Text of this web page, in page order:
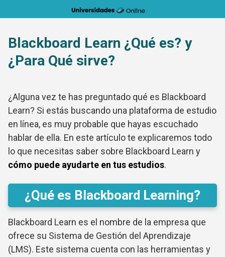
al
Blackboard Learn ¿Qué es? y
¿Para Qué sirve?
¿Alguna vez te has preguntado qué es Blackboard
Learn? Si estás buscando una plataforma de estudio
en línea, es muy probable que hayas escuchado
hablar de ella. En este artículo te explicaremos todo
lo que necesitas saber sobre Blackboard Learn y
cómo puede ayudarte en tus estudios.
¿Qué es Blackboard Learning?
Blackboard Learn es el nombre de la empresa que
ofrece su Sistema de Gestión del Aprendizaje
(LMS). Este sistema cuenta con las herramientas y